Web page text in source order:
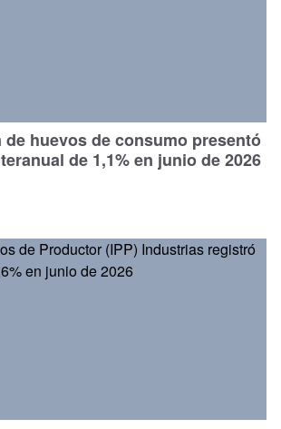
huevos de consumo presentó
de 1,1% en junio de 2026